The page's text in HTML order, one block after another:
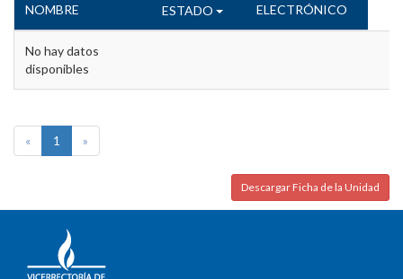
NOMBRE ESTADO
ELECTRÓNICO
No hay datos
disponibles
« 1 »
Descargar Ficha de la Unidad